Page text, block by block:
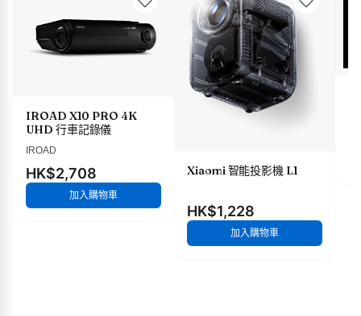
IROAD X10 PRO 4K
UHD 行車記錄儀
IROAD
HK$2,708
加入購物車
Xiaomi 智能投影機 L1
HK$1,228
加入購物車